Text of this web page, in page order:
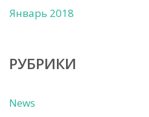
Январь 2018
РУБРИКИ
News